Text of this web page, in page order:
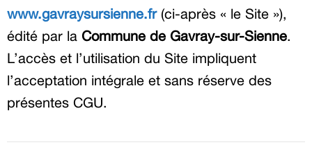
www.gavraysursienne.fr(ci-après « le Site »),
édité par la Commune de Gavray-sur-Sienne.
L’accès et l’utilisation du Site impliquent
l’acceptation intégrale et sans réserve des
présentes CGU.